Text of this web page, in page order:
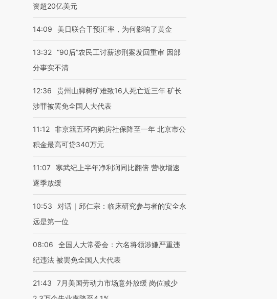
资超20亿美元
14:09 美日联合干预汇率，为何影响了黄金
13:32 “90后”农民工讨薪涉刑案发回重审 因部
分事实不清
12:36
贵州山脚树矿难致16人死亡近三年 矿长
涉罪被罢免全国人大代表
11:12 非京籍五环内购房社保降至一年 北京市公
积金最高可贷340万元
11:07
寒武纪上半年净利润同比翻倍 营收增速
逐季放缓
10:53
对话｜邱仁宗：临床研究参与者的安全永
远是第一位
08:06
全国人大常委会：六名将领涉嫌严重违
纪违法 被罢免全国人大代表
21:43
7月美国劳动力市场意外放缓 岗位减少